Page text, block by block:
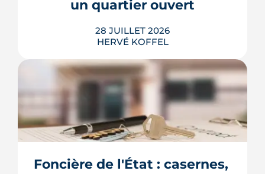
LIRE L'ARTICLE
un quartier ouvert
28 JUILLET 2026
HERVÉ KOFFEL
Longtemps clos derrière les murs de
l'hôpital Guillaume-Régnier, le Bois-
Perrin s'ouvre enfin sur la ville. La
redessinera tout un pan du quartier
Foncière de l'État : casernes,